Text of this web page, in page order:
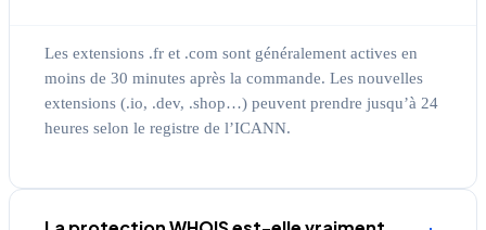
Les extensions .fr et .com sont généralement actives en
moins de 30 minutes après la commande. Les nouvelles
extensions (.io, .dev, .shop…) peuvent prendre jusqu’à 24
heures selon le registre de l’ICANN.